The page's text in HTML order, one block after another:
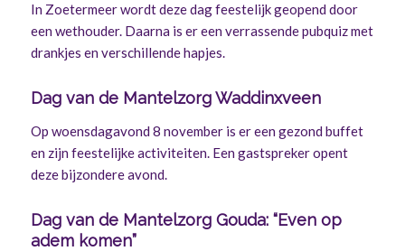
In Zoetermeer wordt deze dag feestelijk geopend door
een wethouder. Daarna is er een verrassende pubquiz met
drankjes en verschillende hapjes.
Dag van de Mantelzorg Waddinxveen
Op woensdagavond 8 november is er een gezond buffet
en zijn feestelijke activiteiten. Een gastspreker opent
deze bijzondere avond.
Dag van de Mantelzorg Gouda: “Even op
adem komen”